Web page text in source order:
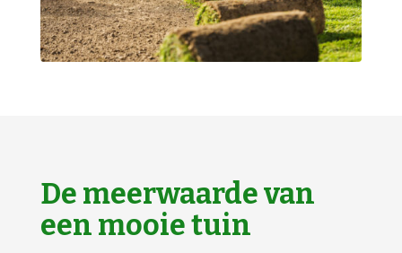
De meerwaarde van
een mooie tuin